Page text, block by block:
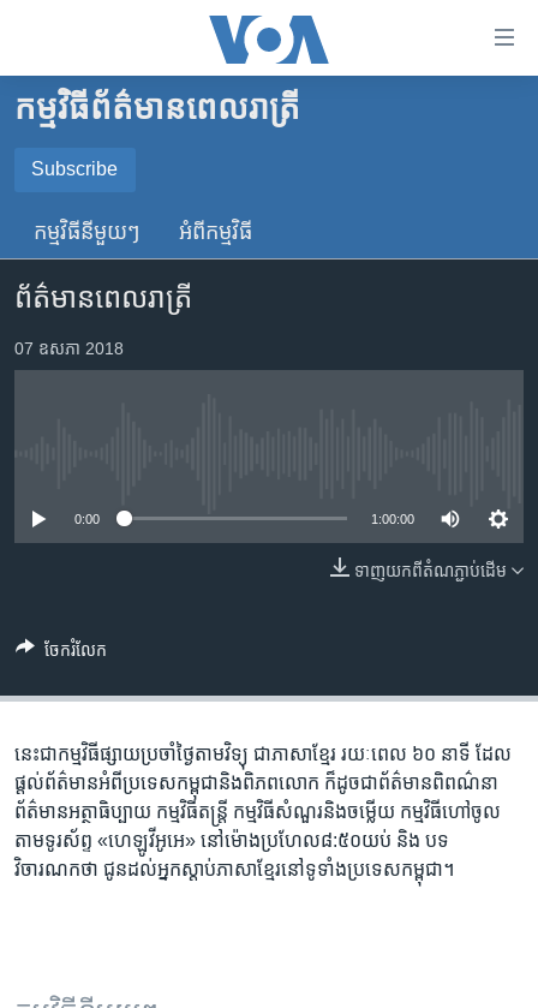
គេហទំព័រ​
ទាក់ទង
រំលង​
ទំព័រ​
ព័ត៌មាន​​
តែ​
ម្តង
រចនា
ចូល​
ស្វែង​
កម្ពុជា
អន្តរជាតិ
ចិន
ហេឡូវីអូអេ
កម្ពុជាច្នៃប្រតិដ្ឋ
កម្មវិធីទាំងអស់
បណ្តាញ​សង្គម
ភាសា
កម្មវិធី​ព័ត៌មាន​ពេលរាត្រី
Subscribe
SUBSCRIBE
YouTube Music
កម្មវិធី​នីមួយៗ អំពី​កម្មវិធី​
ព័ត៌មានពេលរាត្រី
07 ឧសភា 2018
0:00 1:00:00
ទាញ​យក​ពី​តំណភ្ជាប់​ដើម
ចែករំលែក
នេះ​ជា​កម្ម​វិធី​ផ្សាយ​ប្រចាំ​ថ្ងៃ​តាម​វិទ្យុ ​ជាភាសា​ខ្មែរ​ រយៈ​ពេល​ ៦០​ នាទី ដែល​
ផ្តល់​ព័ត៌មាន​អំពី​ប្រទេស​កម្ពុជា​និង​ពិភព​លោក ​ក៏ដូច​ជា​ព័ត៌មាន​ពិពណ៌នា
ព័ត៌មាន​អត្ថា​ធិប្បាយ​ កម្ម​វិធី​តន្ត្រី ​កម្មវិធី​​សំណួរ​និង​ចម្លើយ​ កម្ម​វិធី​ហៅ​ចូល​
តាម​ទូរ​ស័ព្ទ «ហេឡូវីអូអេ» នៅ​ម៉ោង​​ប្រហែល​៨:៥០​យប់ ​និង បទ​
វិចារណកថា​ ជូន​ដល់​អ្នក​ស្តាប់​ភាសា​ខ្មែរ​នៅ​ទូទាំង​ប្រទេស​កម្ពុជា។